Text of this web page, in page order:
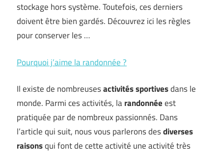
stockage hors système. Toutefois, ces derniers
doivent être bien gardés. Découvrez ici les règles
pour conserver les …
Pourquoi j’aime la randonnée ?
Il existe de nombreusesactivités sportivesdans le
monde. Parmi ces activités, larandonnéeest
pratiquée par de nombreux passionnés. Dans
l’article qui suit, nous vous parlerons desdiverses
raisonsqui font de cette activité une activité très